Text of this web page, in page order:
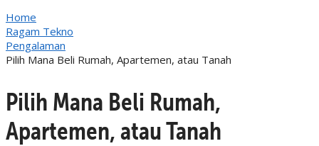
Home
Ragam Tekno
Pengalaman
Pilih Mana Beli Rumah, Apartemen, atau Tanah
Pilih Mana Beli Rumah,
Apartemen, atau Tanah